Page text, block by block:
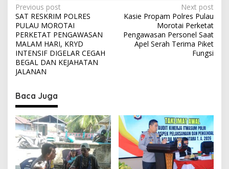
P
o
s
t
n
a
v
i
g
a
t
Previous post
SAT RESKRIM POLRES
PULAU MOROTAI
PERKETAT PENGAWASAN
MALAM HARI, KRYD
INTENSIF DIGELAR CEGAH
BEGAL DAN KEJAHATAN
JALANAN
Next post
Kasie Propam Polres Pulau
Morotai Perketat
Pengawasan Personel Saat
Apel Serah Terima Piket
Fungsi
Baca Juga